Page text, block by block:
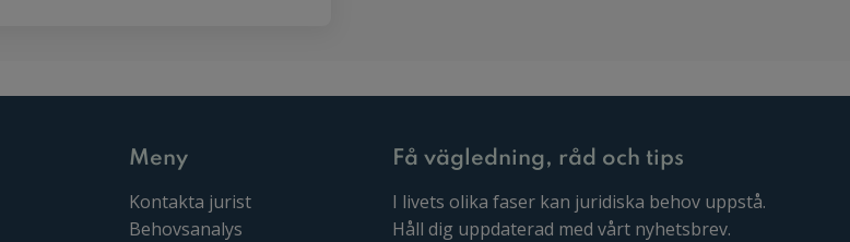
Meny
Kontakta jurist
Behovsanalys
Få vägledning, råd och tips
I livets olika faser kan juridiska behov uppstå.
Håll dig uppdaterad med vårt nyhetsbrev.